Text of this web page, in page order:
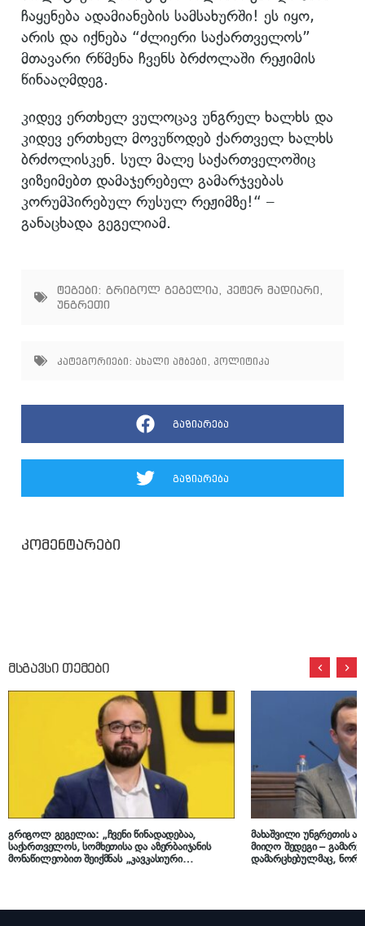
ჩაყენება ადამიანების სამსახურში! ეს იყო,
არის და იქნება “ძლიერი საქართველოს”
მთავარი რწმენა ჩვენს ბრძოლაში რეჟიმის
წინააღმდეგ.
კიდევ ერთხელ ვულოცავ უნგრელ ხალხს და
კიდევ ერთხელ მოვუწოდებ ქართველ ხალხს
ბრძოლისკენ. სულ მალე საქართველოშიც
ვიზეიმებთ დამაჯერებელ გამარჯვებას
კორუმპირებულ რუსულ რეჟიმზე!“ –
განაცხადა გეგელიამ.
ტეგები: გრიგოლ გეგელია, პეტერ მადიარი,
უნგრეთი
კატეგორიები: ახალი ამბები პოლიტიკა
გაზიარება
გაზიარება
კომენტარები
მსგავსი თემები
გრიგოლ გეგელია: „ჩვენი წინადადებაა,
საქართველოს, სომხეთისა და აზერბაიჯანის
მონაწილეობით შეიქმნას „კავკასიური
მახაშვილი უნგრეთის
მიიღო შედეგი –
დამარცხებულმაც,
ვიწროპოლიტიკური